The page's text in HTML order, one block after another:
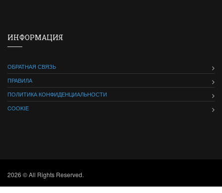
ИНФОРМАЦИЯ
ОБРАТНАЯ СВЯЗЬ
ПРАВИЛА
ПОЛИТИКА КОНФИДЕНЦИАЛЬНОСТИ
COOKIE
2026 © All Rights Reserved.